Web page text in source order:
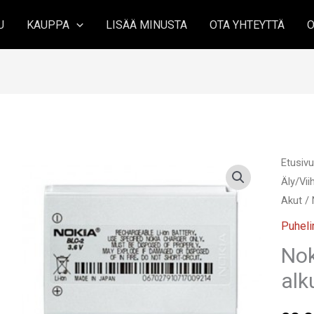
KAUPPA LISÄÄ MINUSTA OTA YHTEYTTÄ
Etusivu
Äly/
Akut /